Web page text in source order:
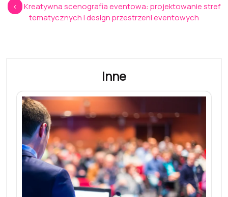
<
Kreatywna scenografia eventowa: projektowanie stref
tematycznych i design przestrzeni eventowych
Inne